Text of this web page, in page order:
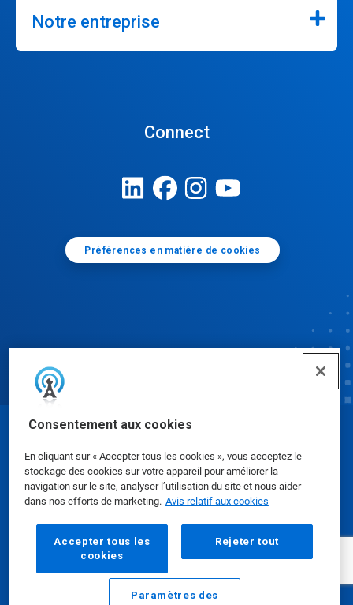
Consentement aux cookies
En cliquant sur « Accepter tous les cookies », vous acceptez le
stockage des cookies sur votre appareil pour améliorer la
navigation sur le site, analyser l’utilisation du site et nous aider
dans nos efforts de marketing. Avis relatif aux cookies
Accepter tous les
cookies
Rejeter tout
Paramètres des
Notre entreprise
Connect
Préférences en matière de cookies
Fiches signalétiques|Politique de confidentialité
Modalités d'utilisation